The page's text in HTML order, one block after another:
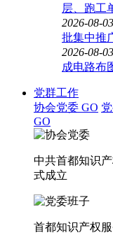
层、跑工
2026-08-03
批集中推
2026-08-03
成电路布
党群工作
协会党委 GO
GO
中共首都知识
式成立
首都知识产权